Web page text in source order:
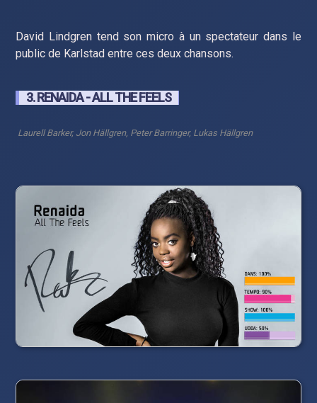
David Lindgren tend son micro à un spectateur dans le
public de Karlstad entre ces deux chansons.
3. RENAIDA - ALL THE FEELS
Laurell Barker, Jon Hällgren, Peter Barringer, Lukas Hällgren